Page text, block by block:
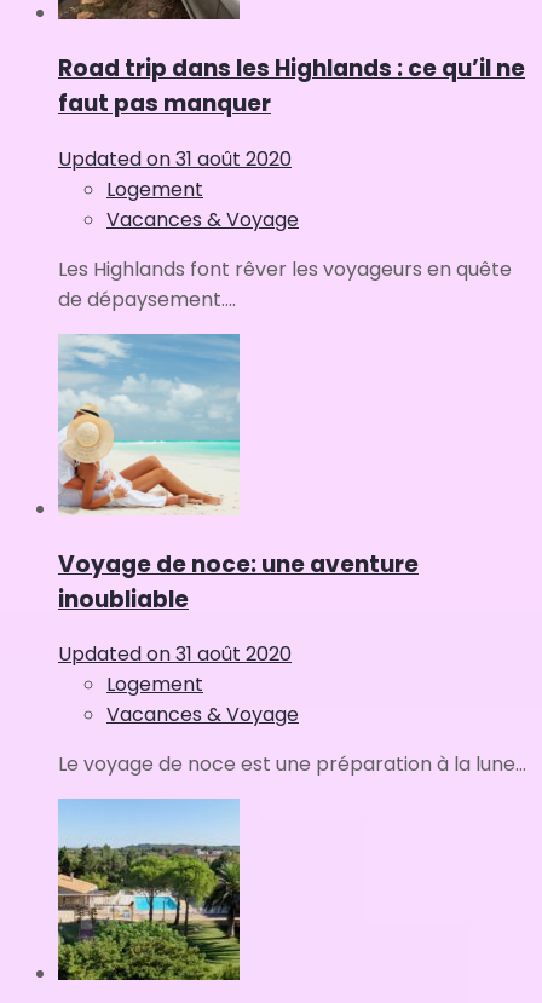
Road trip dans les Highlands : ce qu’il ne
faut pas manquer
Updated on31 août 2020
Logement
Vacances & Voyage
Les Highlands font rêver les voyageurs en quête
de dépaysement....
Voyage de noce: une aventure
inoubliable
Updated on31 août 2020
Logement
Vacances & Voyage
Le voyage de noce est une préparation à la lune...